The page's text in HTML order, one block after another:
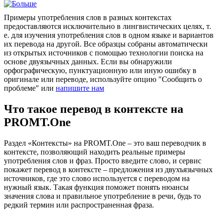
Примеры употребления слов в разных контекстах
предоставляются исключительно в лингвистических целях, т.
е. для изучения употребления слов в одном языке и вариантов
их перевода на другой. Все образцы собраны автоматически
из открытых источников с помощью технологии поиска на
основе двуязычных данных. Если вы обнаружили
орфографическую, пунктуационную или иную ошибку в
оригинале или переводе, используйте опцию "Сообщить о
проблеме" или напишите нам
Что такое перевод в контексте на
PROMT.One
Раздел «Контексты» на PROMT.One – это ваш переводчик в
контексте, позволяющий находить реальные примеры
употребления слов и фраз. Просто введите слово, и сервис
покажет перевод в контексте – предложения из двухъязычных
источников, где это слово используется с переводом на
нужный язык. Такая функция поможет понять нюансы
значения слова и правильное употребление в речи, будь то
редкий термин или распространенная фраза.